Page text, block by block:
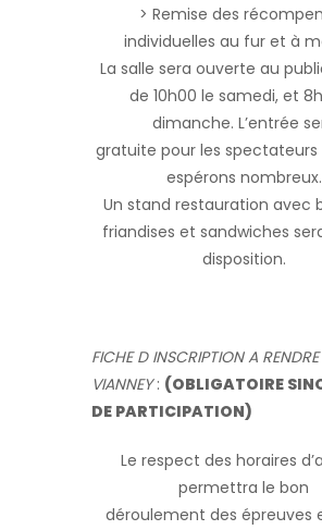
> Remise des
individuelles au fur et à
La salle sera ouverte au
de 10h00 le samedi, et
dimanche. L’entrée
gratuite pour les spectateurs
espérons nombreux.
Un stand restauration avec
friandises et sandwiches
disposition.
FICHE D INSCRIPTION A
VIANNEY: (OBLIGATOIRE
DE PARTICIPATION)
Le respect des horaires
permettra le bon
déroulement des épreuves